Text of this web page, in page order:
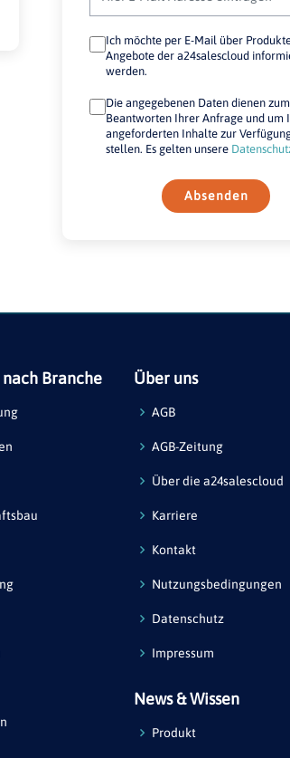
Ich möchte per E-Mail über
Angebote der a24salescloud
werden.
Die angegebenen Daten dienen zum
Beantworten Ihrer Anfrage und um
angeforderten Inhalte zur
stellen. Es gelten unsere
Absenden
Branche Über uns
AGB
AGB-Zeitung
Über die a24salescloud
Karriere
Kontakt
Nutzungsbedingungen
Datenschutz
Impressum
News & Wissen
Produkt